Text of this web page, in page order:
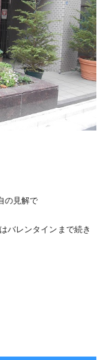
の見解で
バレンタインまで続き